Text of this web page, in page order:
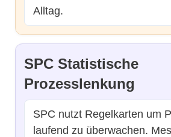
Alltag.
SPC Statistische
Prozesslenkung
SPC nutzt Regelkarten um
laufend zu überwachen.